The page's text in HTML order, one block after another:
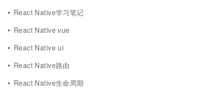
React Native学习笔记
React Native vue
React Native ui
React Native路由
React Native生命周期